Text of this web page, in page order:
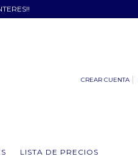
CREAR CUENTA
LISTA DE PRECIOS